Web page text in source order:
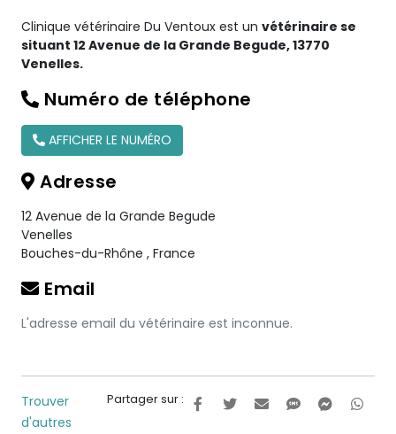
Clinique vétérinaire Du Ventoux est un vétérinaire se
situant 12 Avenue de la Grande Begude, 13770
Venelles.
Numéro de téléphone
AFFICHER LE NUMÉRO
Adresse
12 Avenue de la Grande Begude
Venelles
Bouches-du-Rhône , France
Email
L'adresse email du vétérinaire est inconnue.
Partager sur :
Trouver
d'autres